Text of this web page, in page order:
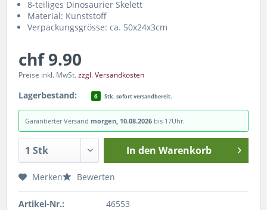
8-teiliges Dinosaurier Skelett
Material: Kunststoff
Verpackungsgrösse: ca. 50x24x3cm
chf 9.90
Preise inkl. MwSt.zzgl. Versandkosten
Lagerbestand: 6 Stk. sofort versandbereit.
Garantierter Versand morgen, 10.08.2026 bis 17Uhr.
In den Warenkorb
Merken Bewerten
Artikel-Nr.:
46553